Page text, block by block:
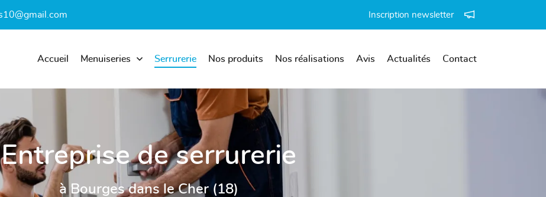
Inscription newsletter
Accueil Menuiseries Serrurerie Nos produits Nos réalisations Avis Actualités Contact
Entreprise de serrurerie
à Bourges dans le Cher (18)